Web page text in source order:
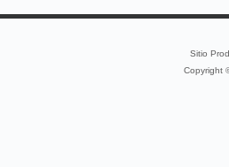
Sitio
Copyright